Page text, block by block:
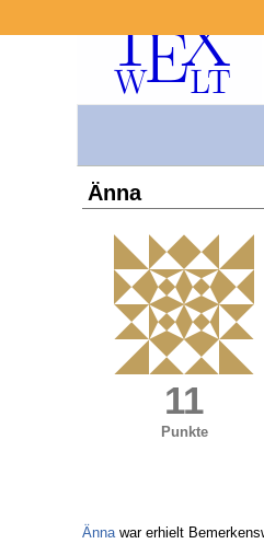
Änna
11
Punkte
Ännawar erhielt